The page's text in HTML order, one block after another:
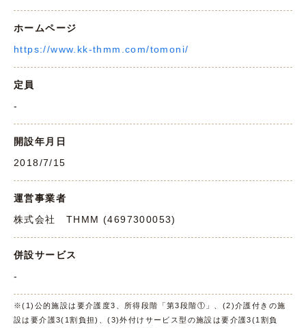
ホームページ
https://www.kk-thmm.com/tomoni/
定員
-
開設年月日
2018/7/15
運営事業者
株式会社 THMM (4697300053)
併設サービス
-
※(1)公的施設は要介護度3、所得段階「第3段階①」、(2)介護付きの施
設は要介護3(1割負担)、(3)外付けサービス型の施設は要介護3(1割負